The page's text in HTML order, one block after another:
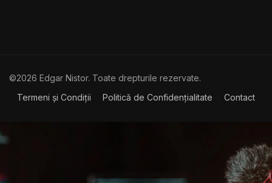
©2026 Edgar Nistor. Toate drepturile rezervate.
Termeni și Condiții
Politică de Confidențialitate Contact